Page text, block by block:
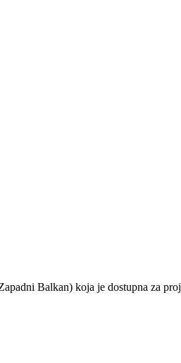
Balkan) koja je dostupna za